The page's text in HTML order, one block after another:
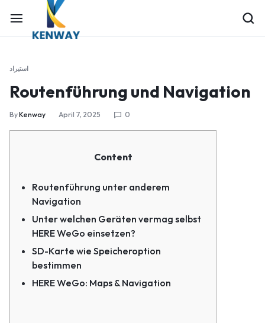
استيراد
Routenführung und Navigation
ByKenway April 7, 2025 0
Content
Routenführung unter anderem
Navigation
Unter welchen Geräten vermag selbst
HERE WeGo einsetzen?
SD-Karte wie Speicheroption
bestimmen
HERE WeGo: Maps & Navigation